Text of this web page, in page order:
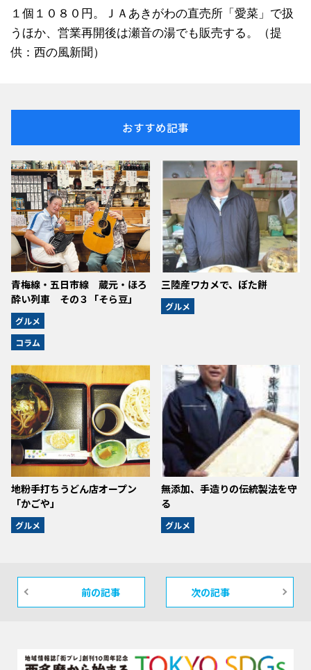
１個１０８０円。ＪＡあきがわの直売所「愛菜」で扱
うほか、営業再開後は瀬音の湯でも販売する。（提
供：西の風新聞）
おすすめ記事
青梅線・五日市線 蔵元・ほろ
酔い列車 その３「そら豆」
グルメ
コラム
三陸産ワカメで、ぼた餅
グルメ
地粉手打ちうどん店オープン
「かごや」
グルメ
無添加、手造りの伝統製法を守
る
グルメ
前の記事 次の記事